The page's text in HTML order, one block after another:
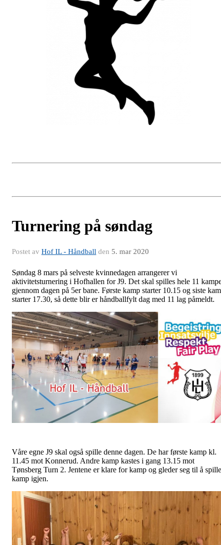
Turnering på søndag
Postet av Hof IL - Håndball den 5. mar 2020
Søndag 8 mars på selveste kvinnedagen arrangerer vi
aktivitetsturnering i Hofhallen for J9. Det skal spilles hele 11
gjennom dagen på 5er bane. Første kamp starter 10.15 og siste
starter 17.30, så dette blir er håndballfylt dag med 11 lag påmeldt.
Våre egne J9 skal også spille denne dagen. De har første kamp kl.
11.45 mot Konnerud. Andre kamp kastes i gang 13.15 mot
Tønsberg Turn 2. Jentene er klare for kamp og gleder seg til å spille
kamp igjen.